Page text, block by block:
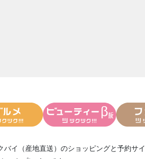
バイ（産地直送） のショッピングと予約サイ